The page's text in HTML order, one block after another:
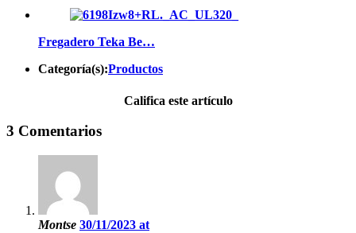
Fregadero Teka Be…
Categoría(s):Productos
Califica este artículo
3 Comentarios
Montse 30/11/2023 at